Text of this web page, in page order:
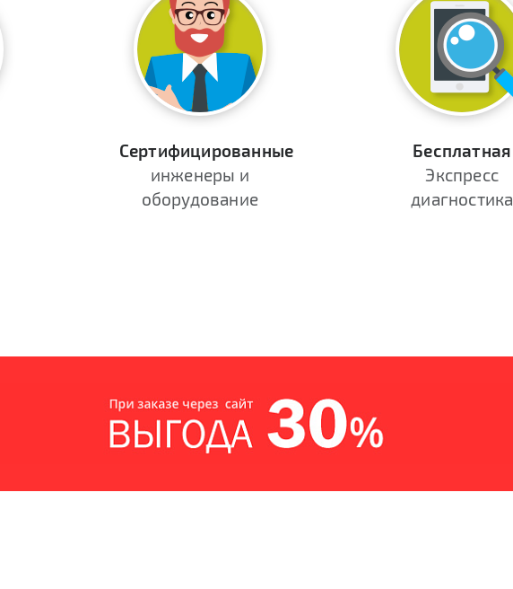
Сертифицированные
инженеры и
оборудование
Бесплатная
Экспресс
диагностика